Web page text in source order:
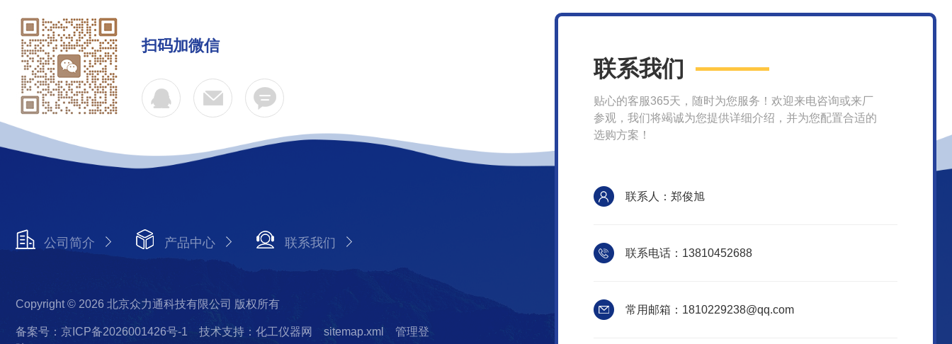
扫码加微信
公司简介 产品中心 联系我们
Copyright © 2026 北京众力通科技有限公司 版权所有
备案号：京ICP备2026001426号-1 技术支持：化工仪器网 sitemap.xml
管理登
联系我们
贴心的客服365天，随时为您服务！欢迎来电咨询或来厂
参观，我们将竭诚为您提供详细介绍，并为您配置合适的
选购方案！
联系人：郑俊旭
联系电话：13810452688
常用邮箱：1810229238@qq.com